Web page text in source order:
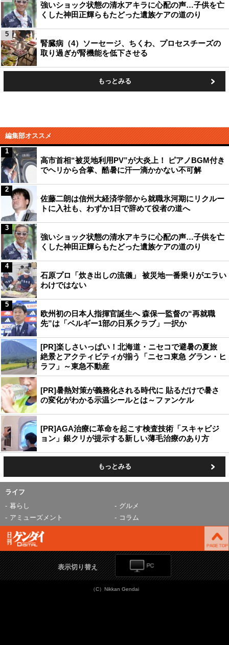
強いショック状態の清水アキラに心配の声…子供を亡
くした神田正輝らもたどった遺族ケアの道のり
腎臓病（4）ソーセージ、ちくわ、プロセスチーズの
取り過ぎが腎機能を低下させる
5
もっとみる
編集部オススメ
高市首相“被災地利用PV”が大炎上！ ピアノBGM付き
でヘリから合掌、酷暑に汗一滴かかない不可解
1
佐藤二朗は信州大経済学部から就職氷河期にリクルー
トに入社も、わずか1日で辞めて役者の道へ
2
強いショック状態の清水アキラに心配の声…子供を亡
くした神田正輝らもたどった遺族ケアの道のり
3
石原プロ「炊き出しの流儀」 被災地一番乗りがエラい
わけではない
4
欧州初の日本人指揮官誕生へ 森保一監督の“再就職
先”は「ベルギー1部の日系クラブ」一択か
5
[PR]楽しさいっぱい！北海道・ニセコで避暑の夏旅
絶景とアクティビティが揃う「ニセコ東急 グラン・ヒ
ラフ」～東急不動産
[PR]暑熱対策が義務化される時代に 貼るだけで暑さ
の変化がわかる示温シールとは～ファンケル
[PR]AGA治療に革命を起こす検査技術「スキャビジ
ョン」銀クリが提示する新しい薄毛治療のあり方
もっとみる
ライフ
暮らし
グルメ
アミューズメント
コラム
表示切り替え
（C）Nikkan Gendai